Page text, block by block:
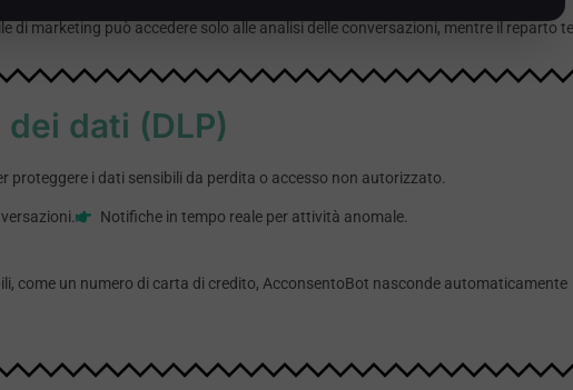
di marketing può accedere solo alle analisi delle conversazioni, mentre il reparto
dati (DLP)
proteggere i dati sensibili da perdita o accesso non autorizzato.
Notifiche in tempo reale per attività anomale.
come un numero di carta di credito, AcconsentoBot nasconde automaticamente